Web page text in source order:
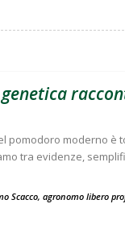
pomodoro moderno è
tra evidenze,
Scacco, agronomo libero